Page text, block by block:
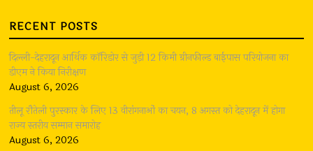
RECENT POSTS
दिल्ली-देहरादून आर्थिक कॉरिडोर से जुड़ी 12 किमी ग्रीनफील्ड बाईपास परियोजना का
डीएम ने किया निरीक्षण
August 6, 2026
तीलू रौतेली पुरस्कार के लिए 13 वीरांगनाओं का चयन, 8 अगस्त को देहरादून में होगा
राज्य स्तरीय सम्मान समारोह
August 6, 2026